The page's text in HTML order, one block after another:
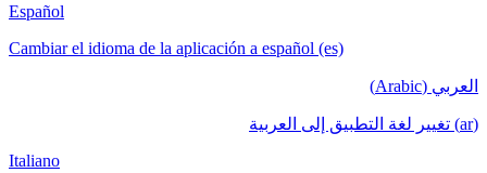
Español
Cambiar el idioma de la aplicación a español (es)
العربي (Arabic)
(ar) تغيير لغة التطبيق إلى العربية
Italiano